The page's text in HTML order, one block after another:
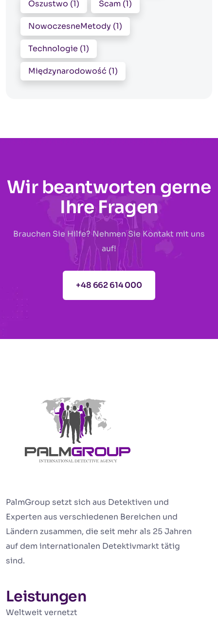
Oszustwo (1) Scam (1)
NowoczesneMetody (1)
Technologie (1)
Międzynarodowość (1)
Wir beantworten gerne
Ihre Fragen
Brauchen Sie Hilfe? Nehmen Sie Kontakt mit uns
auf!
+48 662 614 000
PalmGroup setzt sich aus Detektiven und
Experten aus verschiedenen Bereichen und
Ländern zusammen, die seit mehr als 25 Jahren
auf dem internationalen Detektivmarkt tätig
sind.
Leistungen
Weltweit vernetzt